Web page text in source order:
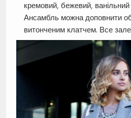
кремовий, бежевий,
Ансамбль можна доповнити
витонченим клатчем. Все